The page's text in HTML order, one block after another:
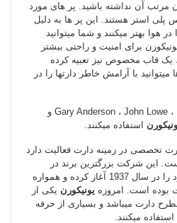
مرتب آن نداشته باشید. پر های مورد
پلی استر هستند. این پر ها به دلیل
هوا بهتر می­کنند و شما می­توانید
برای امنیت و راحتی بیشتر
یک قاب مخصوص نیز تعبیه کرده
با آرامش خاطر دارت­ها را در
بازیکنانی مانند Gary Anderson ، John Lowe ، Bob Anderson و
استفاده میکنند.
تخصصی در زمینه دارت فعالیت دارد
این شرکت بزرگترین برند در
ورزش دارت است. فعالیت خود را در سال 1937 آغاز کرده و همواره
بوده است. امروزه یونیکورن یکی از
دارت می­باشد و بسیاری از حرفه
میکنند.